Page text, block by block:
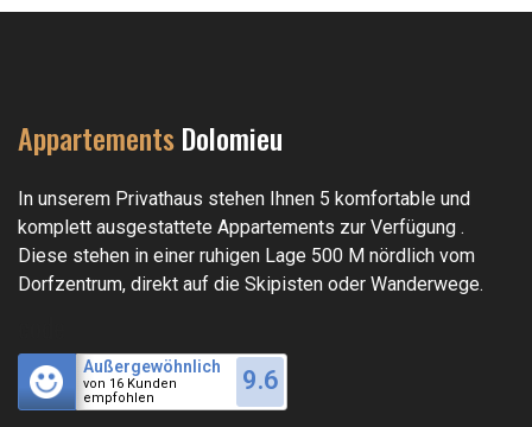
AppartementsDolomieu
In unserem Privathaus stehen Ihnen 5 komfortable und
komplett ausgestattete Appartements zur Verfügung .
Diese stehen in einer ruhigen Lage 500 M nördlich vom
Dorfzentrum, direkt auf die Skipisten oder Wanderwege.
Außergewöhnlich
von 16 Kunden
empfohlen
9.6